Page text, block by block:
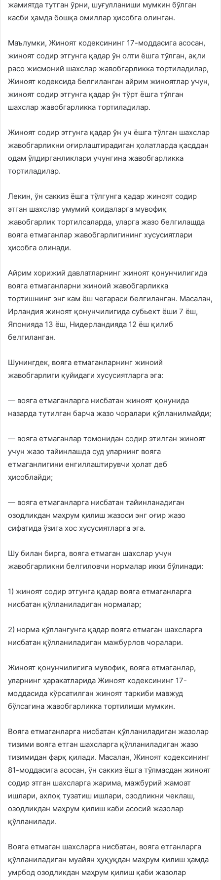
жамиятда тутган ўрни, шуғулланиши мумкин бўлган
касби ҳамда бошқа омиллар ҳисобга олинган.
Маълумки, Жиноят кодексининг 17-моддасига асосан,
жиноят содир этгунга қадар ўн олти ёшга тўлган, ақли
расо жисмоний шахслар жавобгарликка тортиладилар,
Жиноят кодексида белгиланган айрим жиноятлар учун,
жиноят содир этгунга қадар ўн тўрт ёшга тўлган
шахслар жавобгарликка тортиладилар.
Жиноят содир этгунга қадар ўн уч ёшга тўлган шахслар
жавобгарликни оғирлаштирадиган ҳолатларда қасддан
одам ўлдирганликлари учунгина жавобгарликка
тортиладилар.
Лекин, ўн саккиз ёшга тўлгунга қадар жиноят содир
этган шахслар умумий қоидаларга мувофиқ
жавобгарлик тортилсаларда, уларга жазо белгилашда
вояга етмаганлар жавобгарлигининг хусусиятлари
ҳисобга олинади.
Айрим хорижий давлатларнинг жиноят қонунчилигида
вояга етмаганларни жиноий жавобгарликка
тортишнинг энг кам ёш чегараси белгиланган. Масалан,
Ирландия жиноят қонунчилигида субьект ёши 7 ёш,
Японияда 13 ёш, Нидерландияда 12 ёш қилиб
белгиланган.
Шунингдек, вояга етмаганларнинг жиноий
жавобгарлиги қуйидаги хусусиятларга эга:
— вояга етмаганларга нисбатан жиноят қонунида
назарда тутилган барча жазо чоралари қўлланилмайди;
— вояга етмаганлар томонидан содир этилган жиноят
учун жазо тайинлашда суд уларнинг вояга
етмаганлигини енгиллаштирувчи ҳолат деб
ҳисоблайди;
— вояга етмаганларга нисбатан тайинланадиган
озодликдан маҳрум қилиш жазоси энг оғир жазо
сифатида ўзига хос хусусиятларга эга.
Шу билан бирга, вояга етмаган шахслар учун
жавобгарликни белгиловчи нормалар икки бўлинади:
1) жиноят содир этгунга қадар вояга етмаганларга
нисбатан қўлланиладиган нормалар;
2) норма қўллангунга қадар вояга етмаган шахсларга
нисбатан қўлланиладиган мажбурлов чоралари.
Жиноят қонунчилигига мувофиқ, вояга етмаганлар,
уларнинг ҳаракатларида Жиноят кодексининг 17-
моддасида кўрсатилган жиноят таркиби мавжуд
бўлсагина жавобгарликка тортилиши мумкин.
Вояга етмаганларга нисбатан қўлланиладиган жазолар
тизими вояга етган шахсларга қўлланиладиган жазо
тизимидан фарқ қилади. Масалан, Жиноят кодексининг
81-моддасига асосан, ўн саккиз ёшга тўлмасдан жиноят
содир этган шахсларга жарима, мажбурий жамоат
ишлари, ахлоқ тузатиш ишлари, озодликни чеклаш,
озодликдан маҳрум қилиш каби асосий жазолар
қўлланилади.
Вояга етмаган шахсларга нисбатан, вояга етганларга
қўлланиладиган муайян ҳуқуқдан маҳрум қилиш ҳамда
умрбод озодликдан маҳрум қилиш қаби жазолар